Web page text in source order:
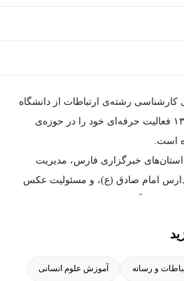
تصویری یا صوتی، است.
کارشناسی رشته‌ی ارتباطات از دانشگاه
بین‌المللی سوره، از سال ۱۳۹۱ فعالیت حرفه‌ای خود را در حوزه‌ی
است.
خبرگزاری فارس، مدیریت
امام صادق (ع)، و مسئولیت عکس
تدریس عکاسی در هنرستان رسانه‌ی
و رسانه آموزش علوم انسانی